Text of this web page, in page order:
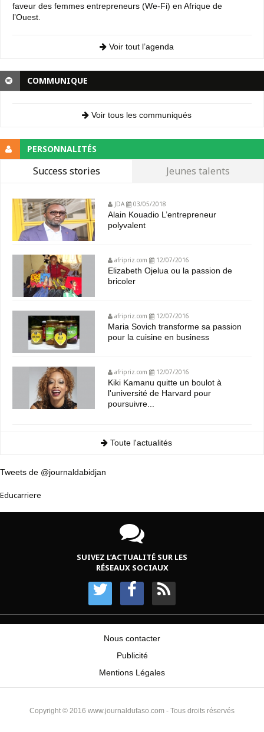
faveur des femmes entrepreneurs (We-Fi) en Afrique de
l’Ouest.
Voir tout l’agenda
COMMUNIQUE
Voir tous les communiqués
PERSONNALITÉS
Success stories Jeunes talents
JDA 03/05/2018
Alain Kouadio L’entrepreneur
polyvalent
afripriz.com 12/07/2016
Elizabeth Ojelua ou la passion de
bricoler
afripriz.com 12/07/2016
Maria Sovich transforme sa passion
pour la cuisine en business
afripriz.com 12/07/2016
Kiki Kamanu quitte un boulot à
l'université de Harvard pour
poursuivre...
Toute l'actualités
Tweets de @journaldabidjan
Educarriere
SUIVEZ L’ACTUALITÉ SUR LES
RÉSEAUX SOCIAUX
Nous contacter
Publicité
Mentions Légales
Copyright © 2016 www.journaldufaso.com - Tous droits réservés